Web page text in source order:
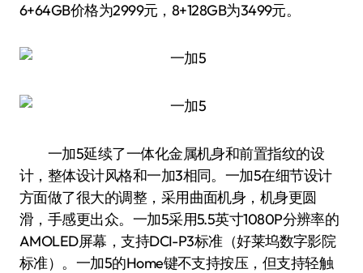
6+64GB价格为2999元，8+128GB为3499元。
一加5延续了一体化金属机身和前置指纹的设
计，整体设计风格和一加3相同。一加5在细节设计
方面做了很大的调整，采用曲面机身，机身更圆
滑，手感更出众。一加5采用5.5英寸1080P分辨率的
AMOLED屏幕，支持DCI-P3标准（好莱坞数字影院
标准）。一加5的Home键不支持按压，但支持轻触